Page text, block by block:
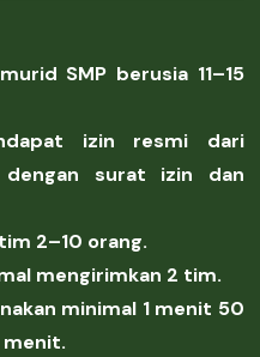
SMP berusia 11–15
izin resmi dari
dengan surat izin dan
2–10 orang.
mengirimkan 2 tim.
minimal 1 menit 50
menit.